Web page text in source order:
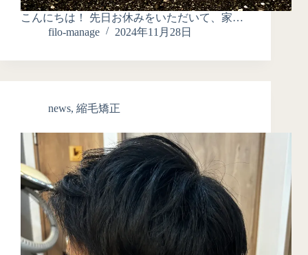
こんにちは！ 先日お休みをいただいて、家…
filo-manage
2024年11月28日
news, 縮毛矯正